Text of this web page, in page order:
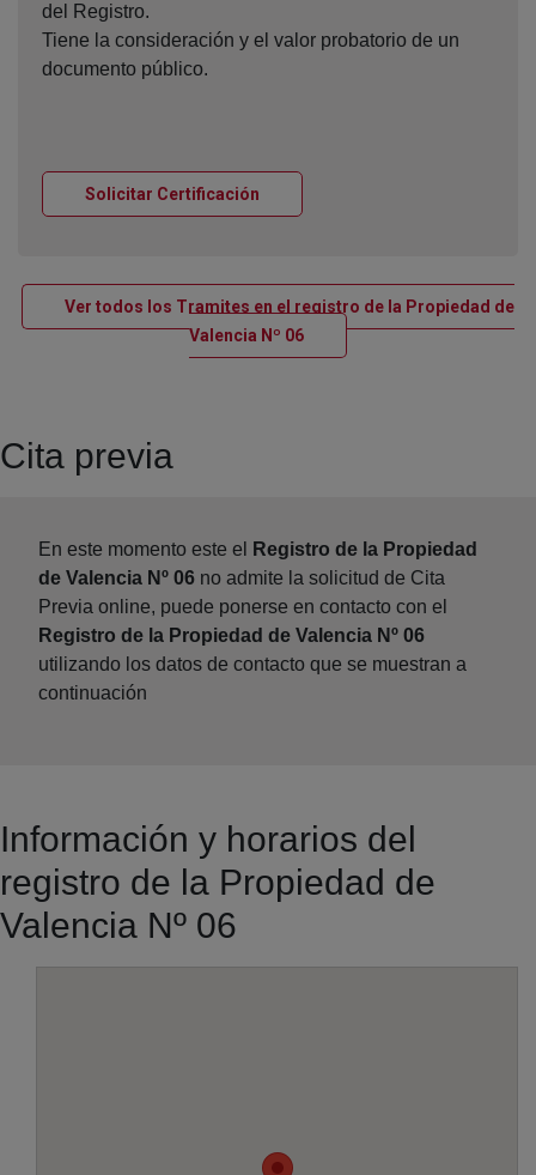
del Registro.
Tiene la consideración y el valor probatorio de un
documento público.
Solicitar Certificación
Ver todos los Tramites en el registro de la Propiedad de
Valencia Nº 06Ventana nueva
Cita previa
En este momento este el
Registro de la Propiedad
de Valencia Nº 06 no admite la solicitud de Cita
Previa online, puede ponerse en contacto con el
Registro de la Propiedad de Valencia Nº 06
utilizando los datos de contacto que se muestran a
continuación
Información y horarios del
registro de la Propiedad de
Valencia Nº 06